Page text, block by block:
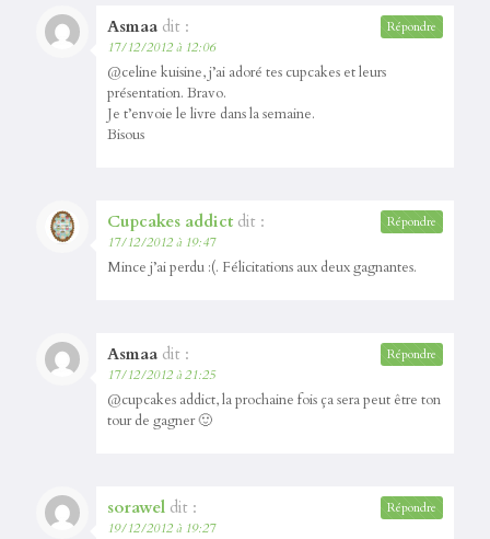
Asmaa dit :
17/12/2012 à 12:06
@celine kuisine, j’ai adoré tes cupcakes et leurs
présentation. Bravo.
Je t’envoie le livre dans la semaine.
Bisous
Répondre
Cupcakes addict dit :
17/12/2012 à 19:47
Mince j’ai perdu :(. Félicitations aux deux gagnantes.
Répondre
Asmaa dit :
17/12/2012 à 21:25
@cupcakes addict, la prochaine fois ça sera peut être ton
tour de gagner 🙂
Répondre
sorawel dit :
19/12/2012 à 19:27
Répondre